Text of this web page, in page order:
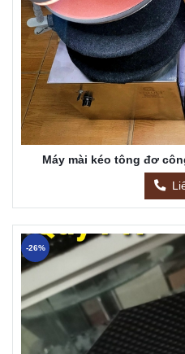
Máy mài kéo tông đơ
-26%